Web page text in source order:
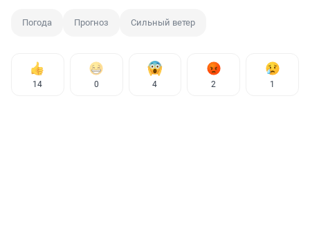
Погода Прогноз Сильный ветер
14 0 4 2 1